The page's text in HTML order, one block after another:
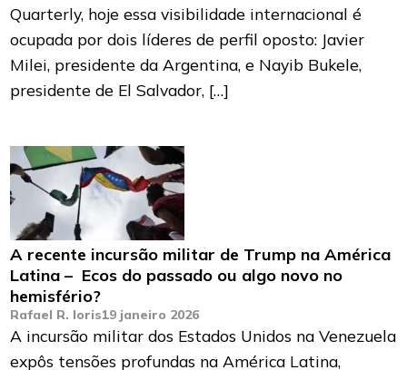
Quarterly, hoje essa visibilidade internacional é
ocupada por dois líderes de perfil oposto: Javier
Milei, presidente da Argentina, e Nayib Bukele,
presidente de El Salvador, […]
A recente incursão militar de Trump na América
Latina – Ecos do passado ou algo novo no
hemisfério?
Rafael R. Ioris19 janeiro 2026
A incursão militar dos Estados Unidos na Venezuela
expôs tensões profundas na América Latina,